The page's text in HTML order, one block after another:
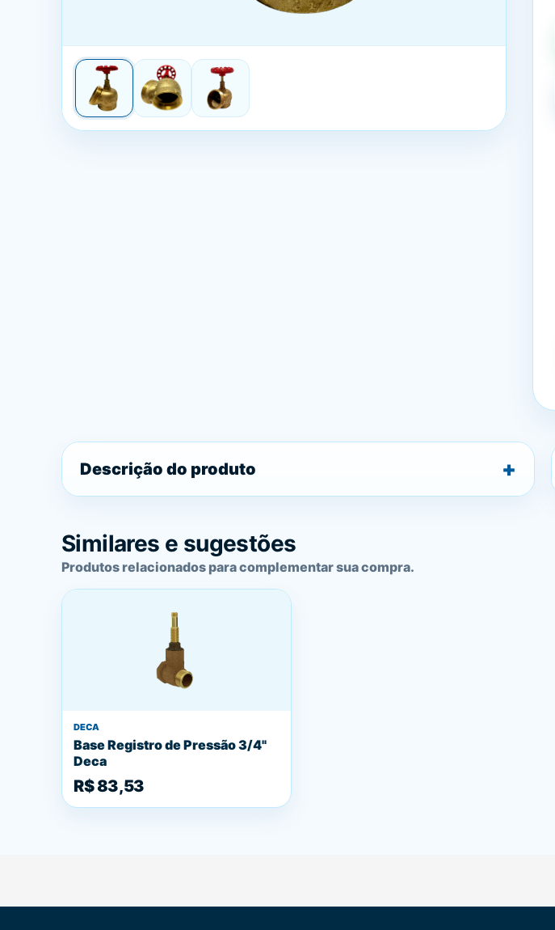
Descrição do produto
Similares e sugestões
Produtos relacionados para complementar sua compra.
DECA
Base Registro de Pressão 3/4"
Deca
R$ 83,53